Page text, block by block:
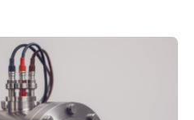
nötige Netzausbau hinkt
Stiftung
Rechtsrahmen in einem
eingeordnet – inklusive der
Der